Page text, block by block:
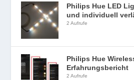
Philips Hue LED
und individuell
2 Aufrufe
Philips Hue
Erfahrungsbericht
2 Aufrufe